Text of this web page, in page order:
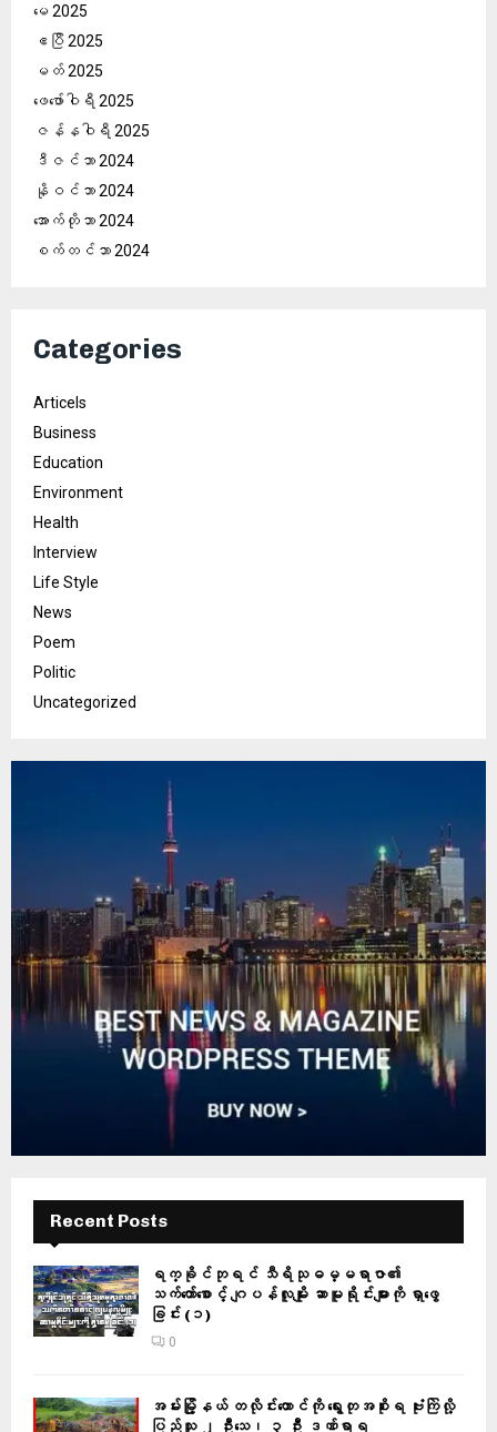
မေ 2025
ဧပြီ 2025
မတ် 2025
ဖေ‌ဖော်ဝါရီ 2025
ဇန်နဝါရီ 2025
ဒီဇင်ဘာ 2024
နိုဝင်ဘာ 2024
အောက်တိုဘာ 2024
စက်တင်ဘာ 2024
Categories
Articels
Business
Education
Environment
Health
Interview
Life Style
News
Poem
Politic
Uncategorized
Recent Posts
ရက္ခိုင်ဘုရင် သီရိသုဓမ္မရာဇာ၏
သက်တော်စောင့် ဂျပန်လူမျိုး ဆာမူရိုင်းများကို ရှာဖွေ
ခြင်း (၁)
0
အမ်းမြို့နယ် တလိုင်းတောင်ကို ရွေးတုအစိုးရ ဗုံးကြဲလို့
ပြည်သူ ၂ ဦးသေ၊ ၃ ဦး ဒဏ်ရာရ